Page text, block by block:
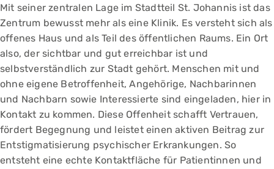
Mit seiner zentralen Lage im Stadtteil St. Johannis ist das
Zentrum bewusst mehr als eine Klinik. Es versteht sich als
offenes Haus und als Teil des öffentlichen Raums. Ein Ort
also, der sichtbar und gut erreichbar ist und
selbstverständlich zur Stadt gehört. Menschen mit und
ohne eigene Betroffenheit, Angehörige, Nachbarinnen
und Nachbarn sowie Interessierte sind eingeladen, hier in
Kontakt zu kommen. Diese Offenheit schafft Vertrauen,
fördert Begegnung und leistet einen aktiven Beitrag zur
Entstigmatisierung psychischer Erkrankungen. So
entsteht eine echte Kontaktfläche für Patientinnen und